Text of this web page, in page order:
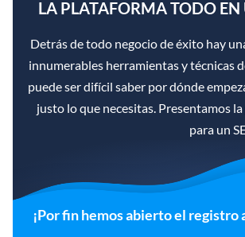
LA PLATAFORMA TODO
Detrás de todo negocio de éxito hay
innumerables herramientas y técnicas
puede ser difícil saber por dónde
justo lo que necesitas. Presentamos
para un
¡Por fin hemos abierto el